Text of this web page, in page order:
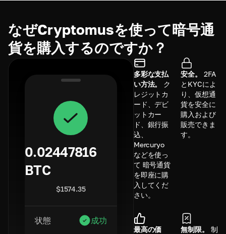
なぜCryptomusを使って暗号通
貨を購入するのですか？
0.02447816
BTC
$1574.35
状態 成功
多彩な支払
い方法。
ク
レジットカ
ード、デビ
ットカー
ド、銀行振
込、
Mercuryo
などを使っ
て 暗号通貨
を即座に購
入してくだ
さい。
安全。
2FA
とKYCによ
り、仮想通
貨を安全に
購入および
販売できま
す。
最高の価
無制限。
制